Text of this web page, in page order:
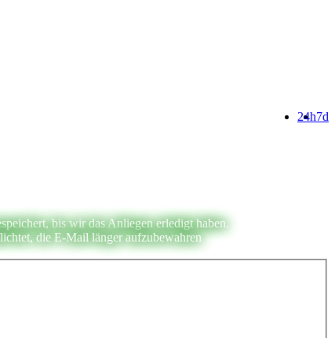
7d
24h
bis wir das Anliegen erledigt haben.
die E-Mail länger aufzubewahren